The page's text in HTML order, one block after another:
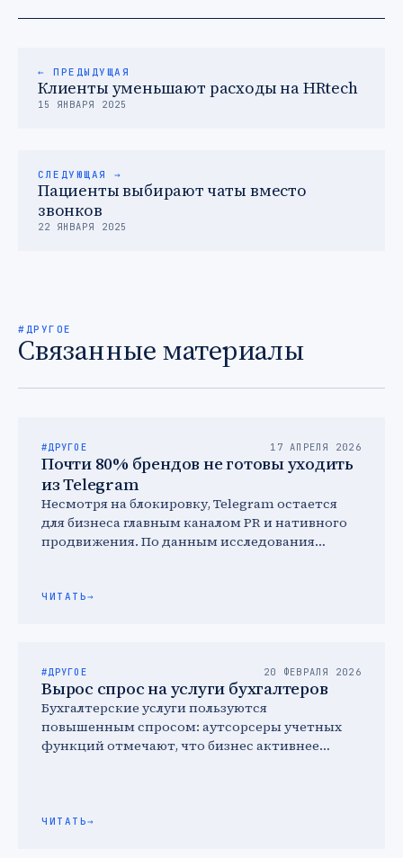
← ПРЕДЫДУЩАЯ
Клиенты уменьшают расходы на HRtech
15 ЯНВАРЯ 2025
СЛЕДУЮЩАЯ →
Пациенты выбирают чаты вместо
звонков
22 ЯНВАРЯ 2025
#ДРУГОЕ
Связанные материалы
#ДРУГОЕ 17 АПРЕЛЯ 2026
Почти 80% брендов не готовы уходить
из Telegram
Несмотря на блокировку, Telegram остается
для бизнеса главным каналом PR и нативного
продвижения. По данным исследования
ЧИТАТЬ→
#ДРУГОЕ 20 ФЕВРАЛЯ 2026
Вырос спрос на услуги бухгалтеров
Бухгалтерские услуги пользуются
повышенным спросом: аутсорсеры учетных
функций отмечают, что бизнес активнее
ЧИТАТЬ→